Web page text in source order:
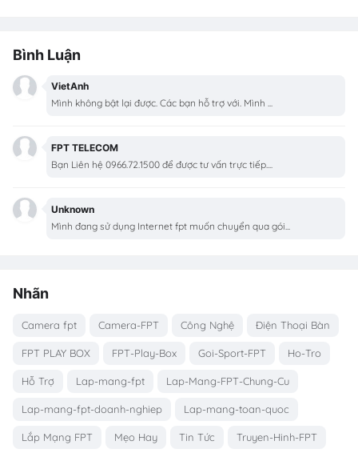
Bình Luận
VietAnh
Mình không bật lại được. Các bạn hỗ trợ với. Mình ...
FPT TELECOM
Bạn Liên hệ 0966.72.1500 để được tư vấn trực tiếp....
Unknown
Mình đang sử dụng Internet fpt muốn chuyển qua gói...
Nhãn
Camera fpt Camera-FPT Công Nghệ Điện Thoại Bàn
FPT PLAY BOX FPT-Play-Box Goi-Sport-FPT Ho-Tro
Hỗ Trợ Lap-mang-fpt Lap-Mang-FPT-Chung-Cu
Lap-mang-fpt-doanh-nghiep Lap-mang-toan-quoc
Lắp Mạng FPT Mẹo Hay Tin Tức Truyen-Hinh-FPT